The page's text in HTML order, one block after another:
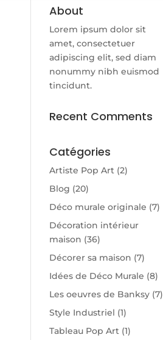
About
Lorem ipsum dolor sit
amet, consectetuer
adipiscing elit, sed diam
nonummy nibh euismod
tincidunt.
Recent Comments
Catégories
Artiste Pop Art (2)
Blog (20)
Déco murale originale (7)
Décoration intérieur
maison (36)
Décorer sa maison (7)
Idées de Déco Murale (8)
Les oeuvres de Banksy (7)
Style Industriel (1)
Tableau Pop Art (1)